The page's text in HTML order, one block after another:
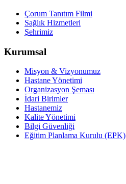
Çorum Tanıtım Filmi
Sağlık Hizmetleri
Şehrimiz
Kurumsal
Misyon & Vizyonumuz
Hastane Yönetimi
Organizasyon Şeması
İdari Birimler
Hastanemiz
Kalite Yönetimi
Bilgi Güvenliği
Eğitim Planlama Kurulu (EPK)